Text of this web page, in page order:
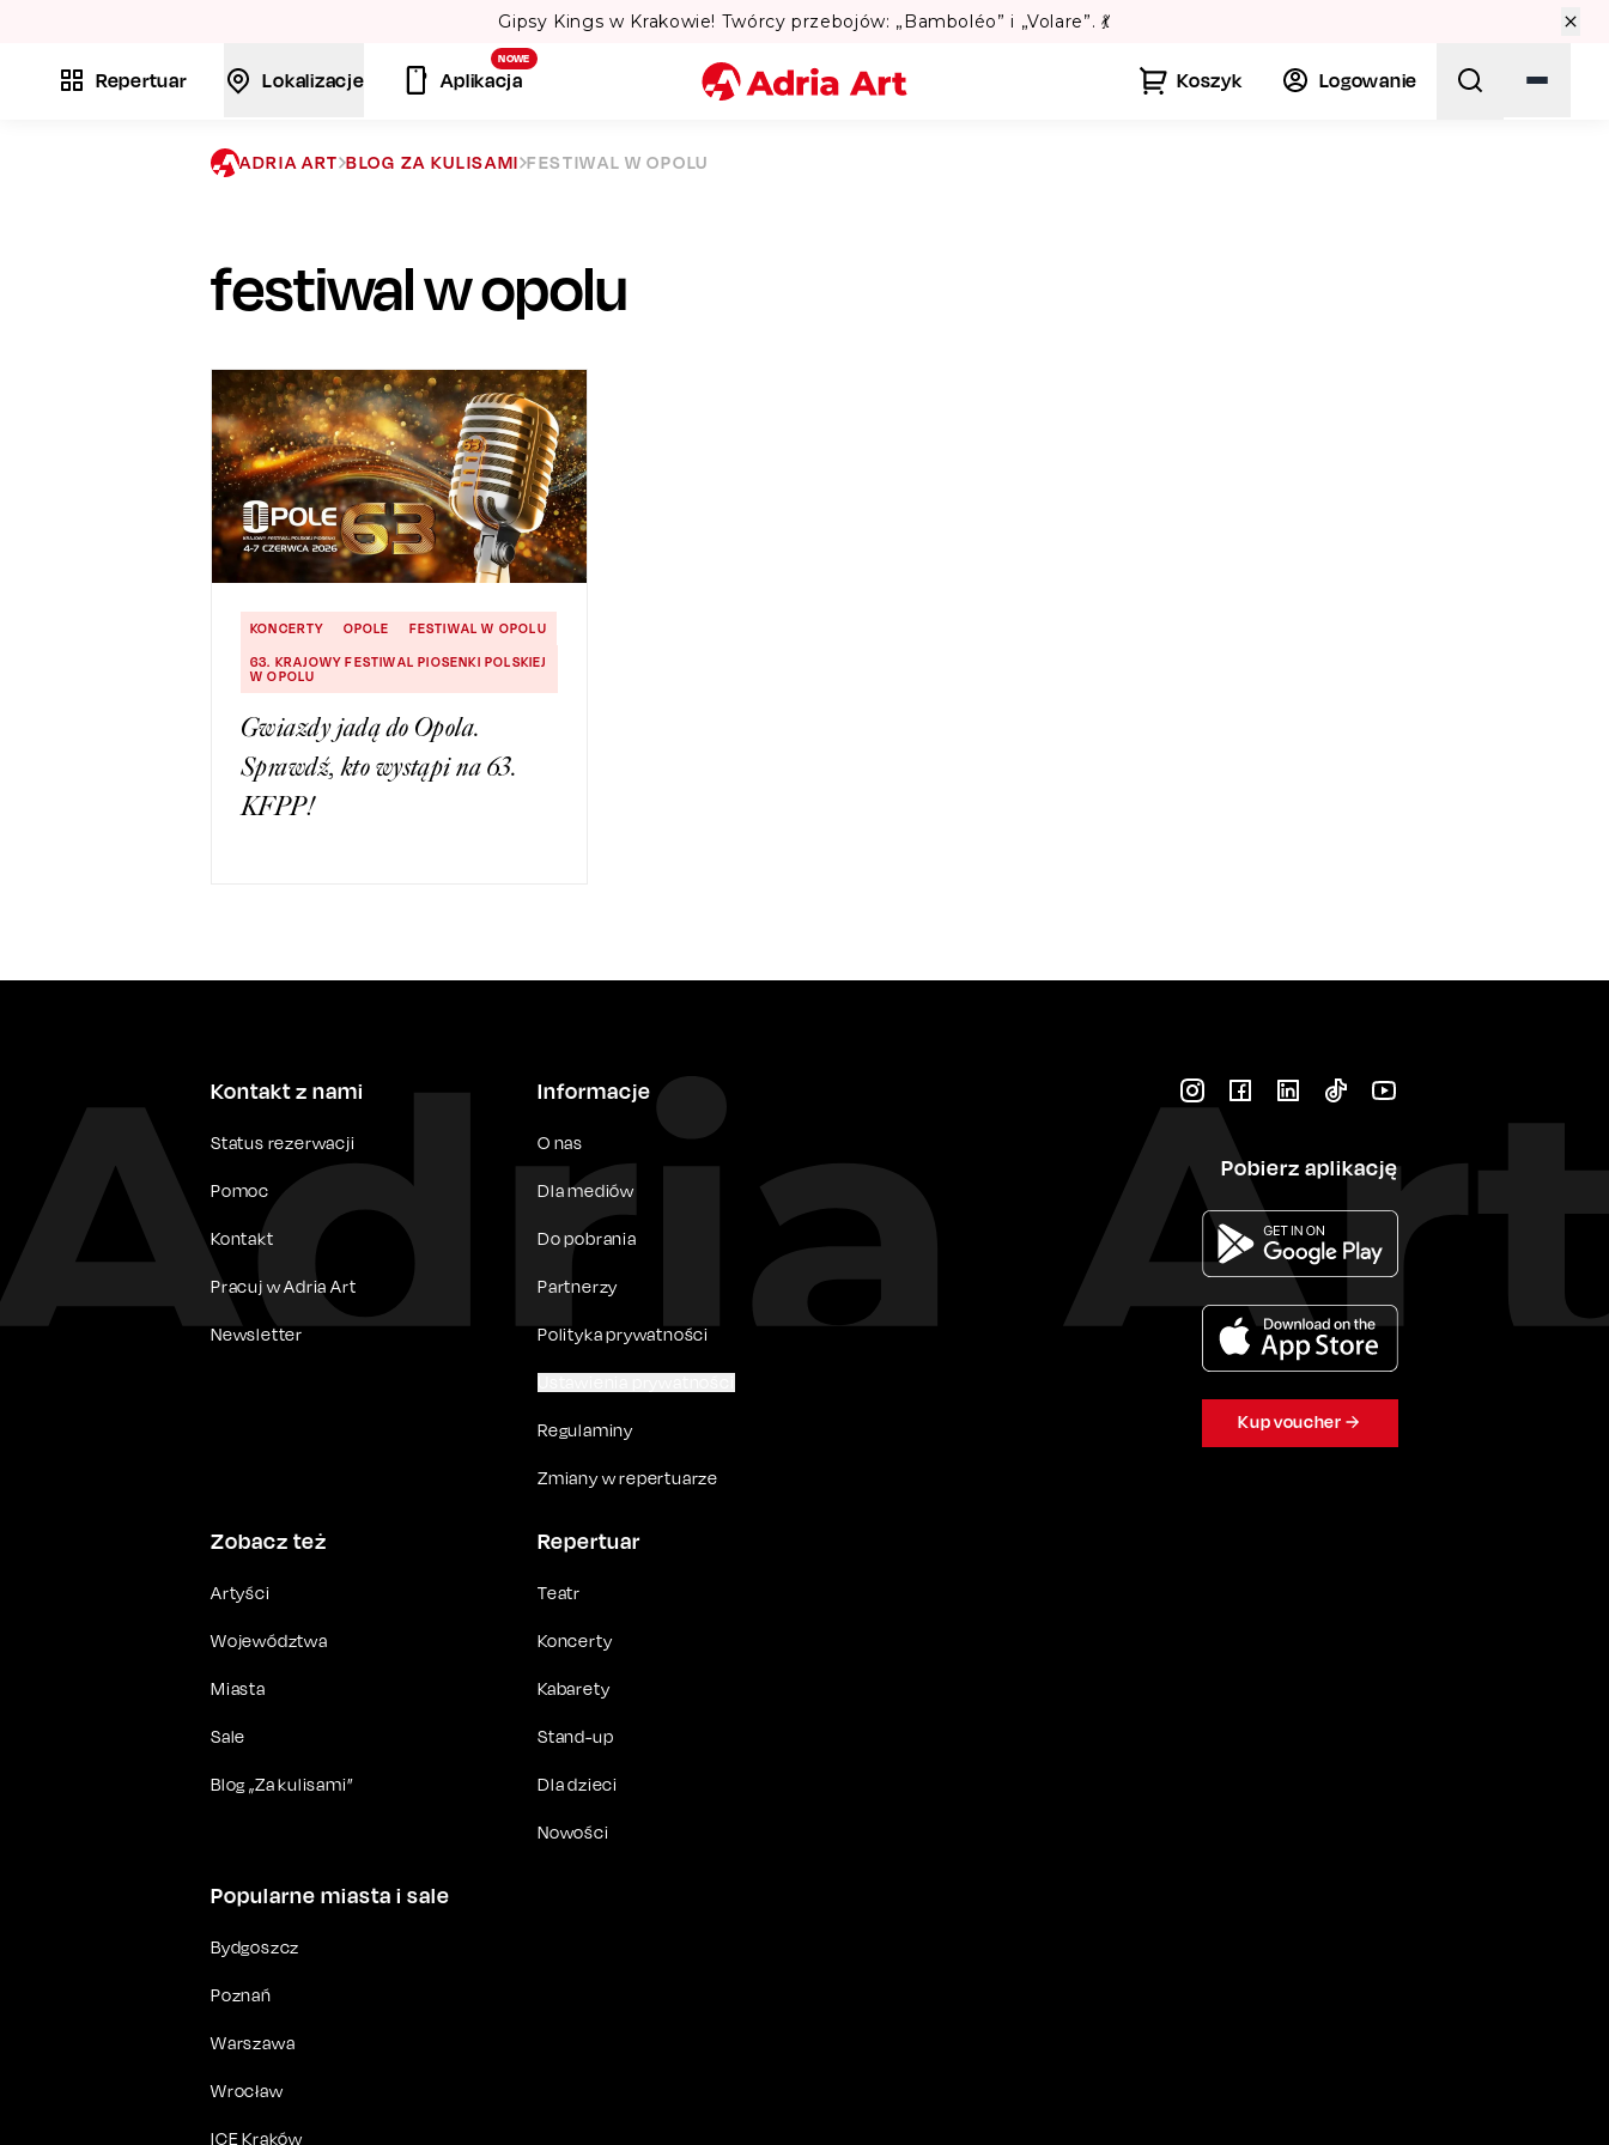
Lato w Warszawie? Sprawdź Teatralne Lato w Pałacu Kultury! 🏛️
Repertuar Lokalizacje
NOWE
Aplikacja Koszyk Logowanie
ADRIA ART BLOG ZA KULISAMI FESTIWAL W OPOLU
festiwal w opolu
KONCERTY OPOLE
FESTIWAL W OPOLU
63. KRAJOWY FESTIWAL PIOSENKI POLSKIEJ
W OPOLU
Gwiazdy jadą do Opola.
Sprawdź, kto wystąpi na 63.
KFPP!
Kontakt z nami
Status rezerwacji
Pomoc
Kontakt
Pracuj w Adria Art
Newsletter
Informacje
O nas
Dla mediów
Do pobrania
Partnerzy
Polityka prywatności
Regulaminy
Zmiany w repertuarze
Zobacz też
Artyści
Województwa
Miasta
Sale
Blog „Za kulisami”
Repertuar
Teatr
Koncerty
Kabarety
Stand-up
Dla dzieci
Nowości
Popularne miasta i sale
Bydgoszcz
Poznań
Warszawa
Wrocław
ICE Kraków
Pobierz aplikację
Kup voucher